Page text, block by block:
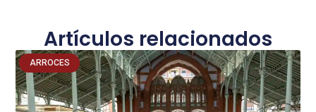
Artículos relacionados
ARROCES